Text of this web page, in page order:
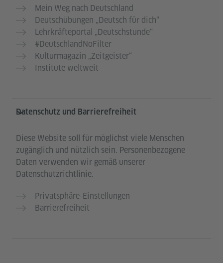
Mein Weg nach Deutschland
Deutschübungen „Deutsch für dich“
Lehrkräfteportal „Deutschstunde“
#DeutschlandNoFilter
Kulturmagazin „Zeitgeister“
Institute weltweit
Datenschutz und Barrierefreiheit
Diese Website soll für möglichst viele Menschen
zugänglich und nützlich sein. Personenbezogene
Daten verwenden wir gemäß unserer
Datenschutzrichtlinie.
Privatsphäre-Einstellungen
Barrierefreiheit